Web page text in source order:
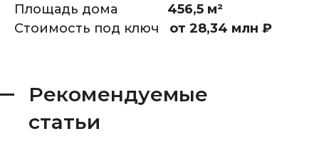
Площадь дома 456,5 м²
Стоимость под ключ от 28,34 млн ₽
Рекомендуемые
статьи